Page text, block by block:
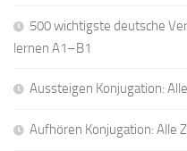
500 wichtigste deutsche
lernen A1–B1
Aussteigen Konjugation:
Aufhören Konjugation: Alle